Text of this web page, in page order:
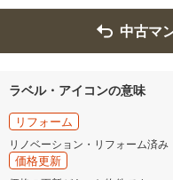
中古マ
ラベル・アイコンの意味
リフォーム
リノベーション・リフォーム済み
価格更新